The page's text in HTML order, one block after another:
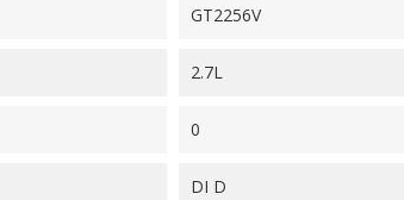
GT2256V
2.7L
0
DI D